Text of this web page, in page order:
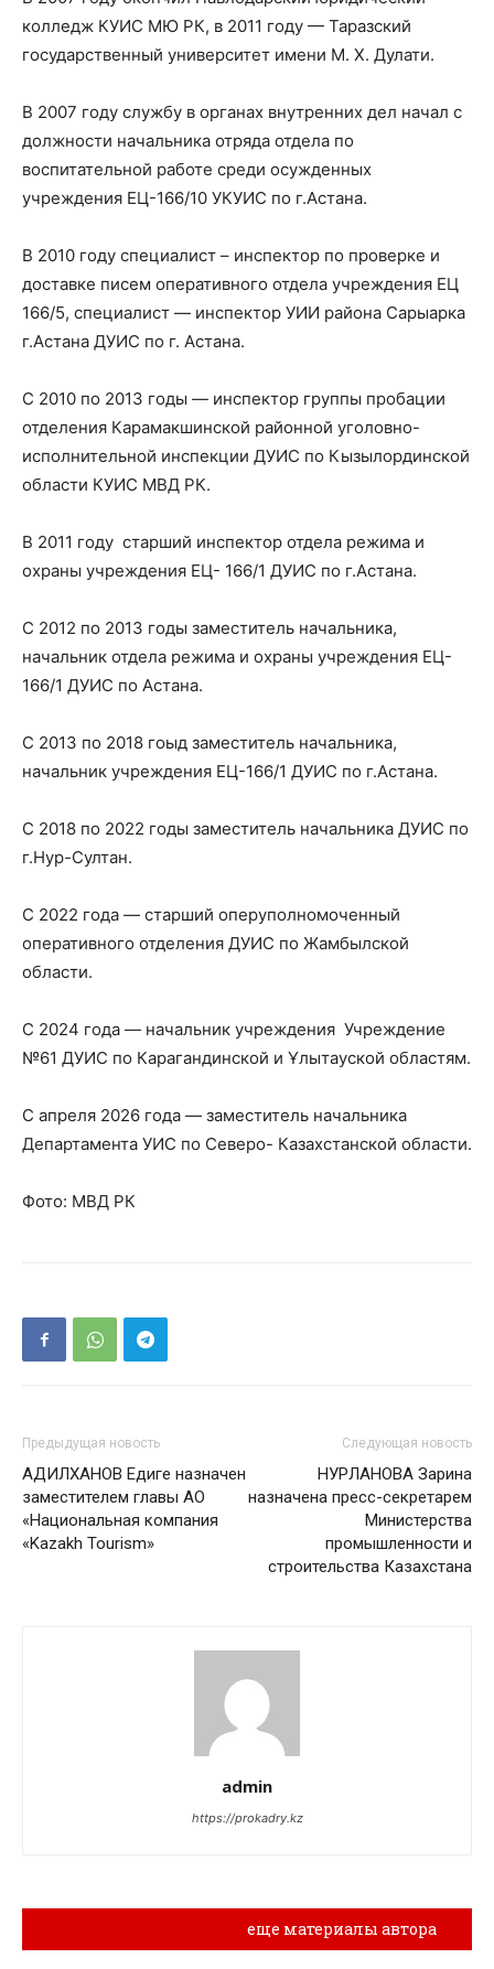
колледж КУИС МЮ РК, в 2011 году — Таразский
государственный университет имени М. Х. Дулати.
В 2007 году службу в органах внутренних дел начал с
должности начальника отряда отдела по
воспитательной работе среди осужденных
учреждения ЕЦ-166/10 УКУИС по г.Астана.
В 2010 году специалист – инспектор по проверке и
доставке писем оперативного отдела учреждения ЕЦ
166/5, специалист — инспектор УИИ района Сарыарка
г.Астана ДУИС по г. Астана.
С 2010 по 2013 годы — инспектор группы пробации
отделения Карамакшинской районной уголовно-
исполнительной инспекции ДУИС по Кызылординской
области КУИС МВД РК.
В 2011 году старший инспектор отдела режима и
охраны учреждения ЕЦ- 166/1 ДУИС по г.Астана.
С 2012 по 2013 годы заместитель начальника,
начальник отдела режима и охраны учреждения ЕЦ-
166/1 ДУИС по Астана.
С 2013 по 2018 гоыд заместитель начальника,
начальник учреждения ЕЦ-166/1 ДУИС по г.Астана.
С 2018 по 2022 годы заместитель начальника ДУИС по
г.Нур-Султан.
С 2022 года — старший оперуполномоченный
оперативного отделения ДУИС по Жамбылской
области.
С 2024 года — начальник учреждения Учреждение
№61 ДУИС по Карагандинской и Ұлытауской областям.
С апреля 2026 года — заместитель начальника
Департамента УИС по Северо- Казахстанской области.
Фото: МВД РК
Предыдущая новость
АДИЛХАНОВ Едиге назначен
заместителем главы АО
«Национальная компания
«Kazakh Tourism»
Следующая новость
НУРЛАНОВА Зарина
назначена пресс-секретарем
Министерства
промышленности и
строительства Казахстана
admin
https://prokadry.kz
еще материалы автора